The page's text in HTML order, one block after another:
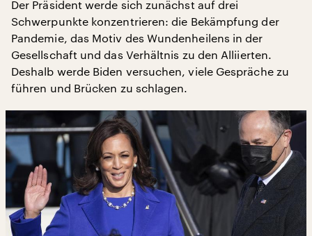
Der Präsident werde sich zunächst auf drei
Schwerpunkte konzentrieren: die Bekämpfung der
Pandemie, das Motiv des Wundenheilens in der
Gesellschaft und das Verhältnis zu den Alliierten.
Deshalb werde Biden versuchen, viele Gespräche zu
führen und Brücken zu schlagen.